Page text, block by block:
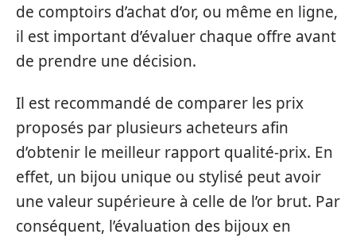
de comptoirs d’achat d’or, ou même en ligne,
il est important d’évaluer chaque offre avant
de prendre une décision.
Il est recommandé de comparer les prix
proposés par plusieurs acheteurs afin
d’obtenir le meilleur rapport qualité-prix. En
effet, un bijou unique ou stylisé peut avoir
une valeur supérieure à celle de l’or brut. Par
conséquent, l’évaluation des bijoux en